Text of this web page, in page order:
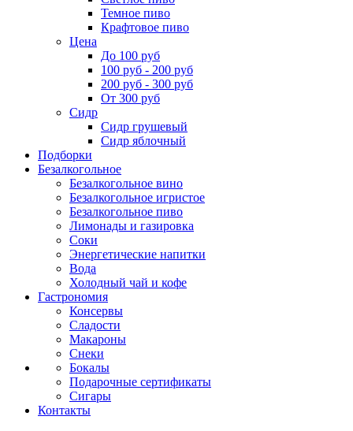
Темное пиво
Крафтовое пиво
Цена
До 100 руб
100 руб - 200 руб
200 руб - 300 руб
От 300 руб
Сидр
Сидр грушевый
Сидр яблочный
Подборки
Безалкогольное
Безалкогольное вино
Безалкогольное игристое
Безалкогольное пиво
Лимонады и газировка
Соки
Энергетические напитки
Вода
Холодный чай и кофе
Гастрономия
Консервы
Сладости
Макароны
Снеки
Бокалы
Подарочные сертификаты
Сигары
Контакты